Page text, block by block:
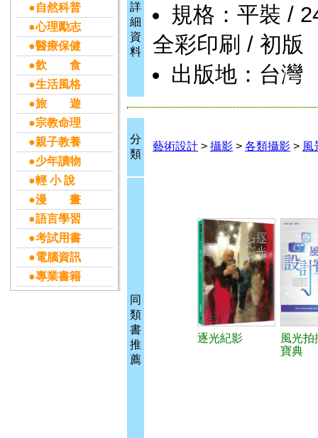
●自然科普
●心理勵志
●醫療保健
●飲 食
●生活風格
●旅 遊
●宗教命理
●親子教養
●少年讀物
●輕 小 說
●漫 畫
●語言學習
●考試用書
●電腦資訊
●專業書籍
詳
細
資
料
規格：平裝 /
全彩印刷 / 初版
出版地：台灣
分
類
藝術設計 > 攝影 > 各類攝影 > 風
同
類
書
推
薦
逐光紀影
風光拍
寶典